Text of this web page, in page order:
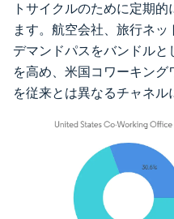
トサイクルのために定期
ます。航空会社、旅行ネ
デマンドパスをバンドル
を高め、米国コワーキン
を従来とは異なるチャネル